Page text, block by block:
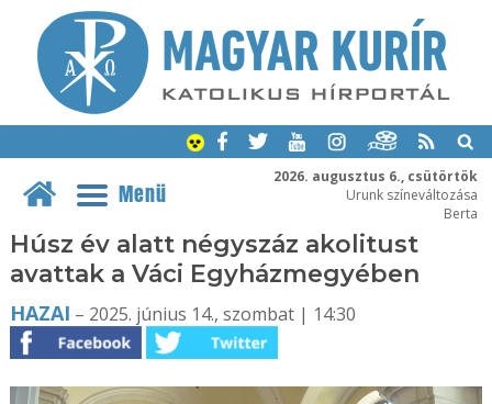
2026. augusztus 6., csütörtök
Urunk színeváltozása
Berta
Menü
Húsz év alatt négyszáz akolitust
avattak a Váci Egyházmegyében
HAZAI – 2025. június 14., szombat | 14:30